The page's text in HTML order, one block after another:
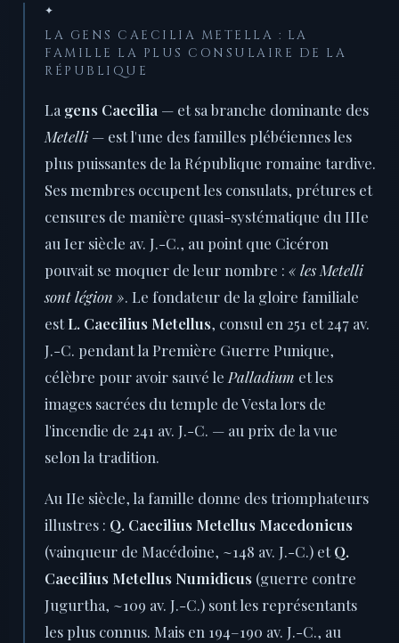
✦
LA GENS CAECILIA METELLA : LA
FAMILLE LA PLUS CONSULAIRE DE LA
RÉPUBLIQUE
La gens Caecilia — et sa branche dominante des
Metelli — est l'une des familles plébéiennes les
plus puissantes de la République romaine tardive.
Ses membres occupent les consulats, prétures et
censures de manière quasi-systématique du IIIe
au Ier siècle av. J.-C., au point que Cicéron
pouvait se moquer de leur nombre : « les Metelli
sont légion ». Le fondateur de la gloire familiale
estL. Caecilius Metellus, consul en 251 et 247 av.
J.-C. pendant la Première Guerre Punique,
célèbre pour avoir sauvé le Palladium et les
images sacrées du temple de Vesta lors de
l'incendie de 241 av. J.-C. — au prix de la vue
selon la tradition.
Au IIe siècle, la famille donne des triomphateurs
illustres : Q. Caecilius Metellus Macedonicus
(vainqueur de Macédoine, ~148 av. J.-C.) etQ.
Caecilius Metellus Numidicus (guerre contre
Jugurtha, ~109 av. J.-C.) sont les représentants
les plus connus. Mais en 194–190 av. J.-C., au